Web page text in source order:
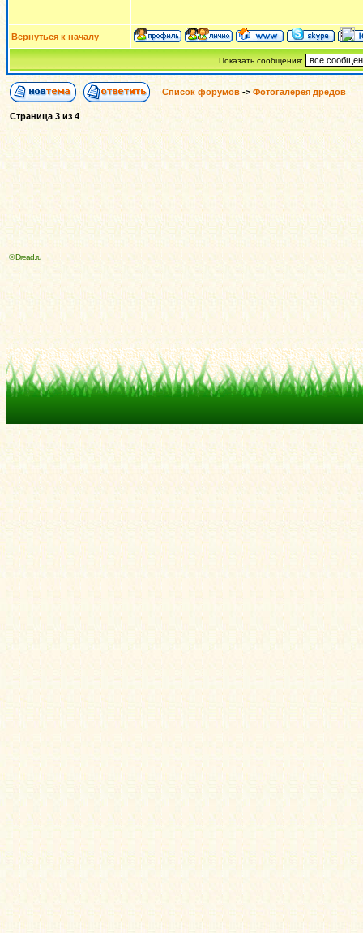
Вернуться к началу
Показать сообщения:
Список форумов ->Фотогалерея дредов
Страница 3 из 4
© Dread.ru